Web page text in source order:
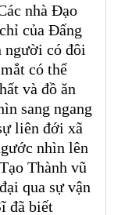
nhà Đạo
của Đấng
người có đôi
có thể
và đồ ăn
sang ngang
liên đới xã
nhìn lên
Thành vũ
qua sự vận
đã biết